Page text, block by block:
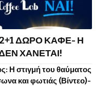
ΔΩΡΟ ΚΑΦΕ- Η
ΧΑΝΕΤΑΙ!
Η στιγμή του θαύματος
και φωτιάς (Βίντεο)-